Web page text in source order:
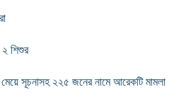
২ শিশুর
সূচনাসহ ২২৫ জনের নামে আরেকটি মামলা